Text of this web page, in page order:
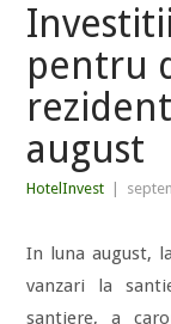
pentru
august
HotelInvest
In luna august,
vanzari la
santiere, a